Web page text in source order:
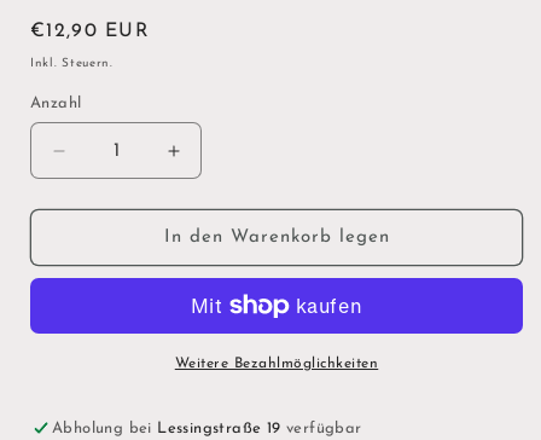
Normaler
Preis
€12,90 EUR
Inkl. Steuern.
Anzahl
Verringere
die
Menge
&quot;Panda&quot;
1-
Federmäppchen
Silikon
Erhöhe
die
Menge
für
&quot;Panda&quot;
in-
1-
Federmäppchen
In den Warenkorb legen
Weitere Bezahlmöglichkeiten
Abholung bei Lessingstraße 19 verfügbar